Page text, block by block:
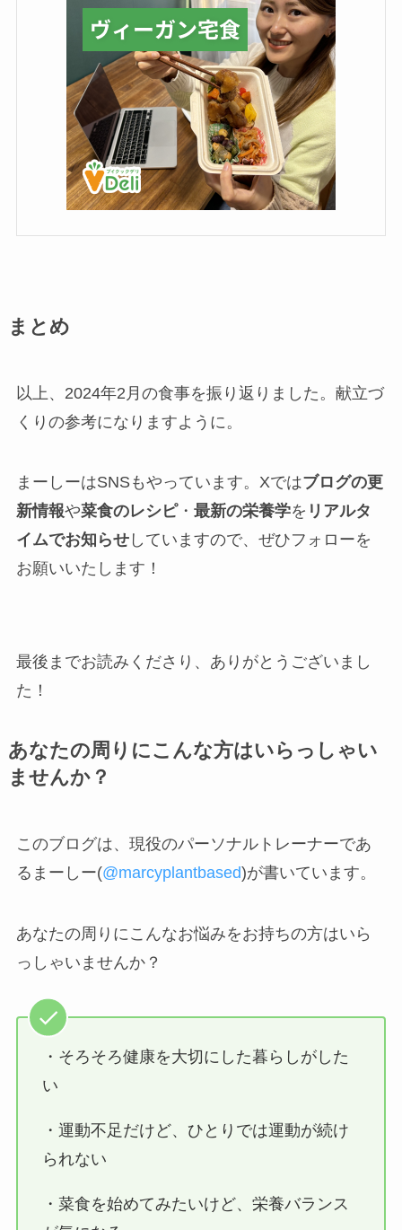
まとめ
以上、2024年2月の食事を振り返りました。献立づ
くりの参考になりますように。
まーしーはSNSもやっています。Xではブログの更
新情報や菜食のレシピ・ 最新の栄養学を リアルタ
イムでお知らせしていますので、ぜひフォローを
お願いいたします！
最後までお読みくださり、ありがとうございまし
た！
あなたの周りにこんな方はいらっしゃい
ませんか？
このブログは、現役のパーソナルトレーナーであ
るまーしー(@marcyplantbased)が書いています。
あなたの周りにこんなお悩みをお持ちの方はいら
っしゃいませんか？
・そろそろ健康を大切にした暮らしがした
い
・運動不足だけど、ひとりでは運動が続け
られない
・菜食を始めてみたいけど、栄養バランス